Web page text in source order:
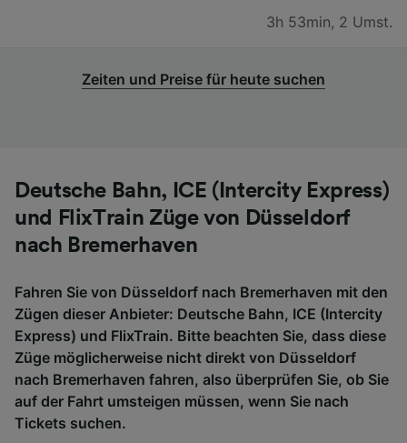
3h 53min, 2 Umst.
Zeiten und Preise für heute suchen
Deutsche Bahn, ICE (Intercity Express)
und FlixTrain Züge von Düsseldorf
nach Bremerhaven
Fahren Sie von Düsseldorf nach Bremerhaven mit den
Zügen dieser Anbieter: Deutsche Bahn, ICE (Intercity
Express) und FlixTrain. Bitte beachten Sie, dass diese
Züge möglicherweise nicht direkt von Düsseldorf
nach Bremerhaven fahren, also überprüfen Sie, ob Sie
auf der Fahrt umsteigen müssen, wenn Sie nach
Tickets suchen.